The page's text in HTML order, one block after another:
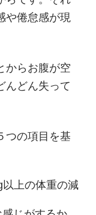
や倦怠感が現
からお腹が空
んどん失って
つの項目を基
以上の体重の減